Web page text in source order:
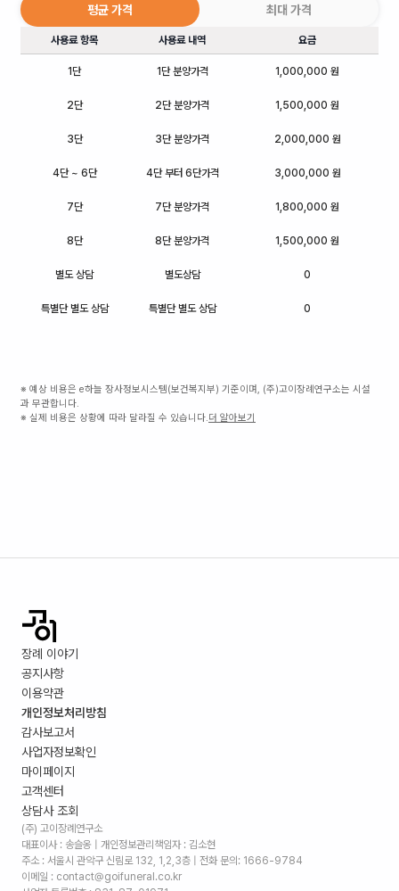
평균 가격 최대 가격
사용료 항목 사용료 내역 요금
1단 1단 분양가격 1,000,000 원
2단 2단 분양가격 1,500,000 원
3단 3단 분양가격 2,000,000 원
4단 ~ 6단 4단 부터 6단가격 3,000,000 원
7단 7단 분양가격 1,800,000 원
8단 8단 분양가격 1,500,000 원
별도 상담 별도상담 0
특별단 별도 상담 특별단 별도 상담 0
※ 예상 비용은 e하늘 장사정보시스템(보건복지부) 기준이며, (주)고이장례연구소는 시설
과 무관합니다.
※ 실제 비용은 상황에 따라 달라질 수 있습니다.더 알아보기
장례 이야기
공지사항
이용약관
개인정보처리방침
감사보고서
사업자정보확인
마이페이지
고객센터
상담사 조회
(주) 고이장례연구소
대표이사 : 송슬옹 | 개인정보관리책임자 : 김소현
주소 : 서울시 관악구 신림로 132, 1,2,3층 | 전화 문의: 1666-9784
이메일 : contact@goifuneral.co.kr